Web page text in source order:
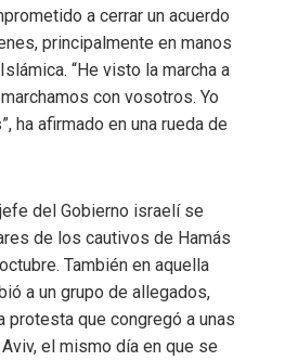
a cerrar un acuerdo
principalmente en manos
“He visto la marcha a
con vosotros. Yo
ha afirmado en una rueda de
del Gobierno israelí se
de los cautivos de Hamás
También en aquella
a un grupo de allegados,
protesta que congregó a unas
el mismo día en que se